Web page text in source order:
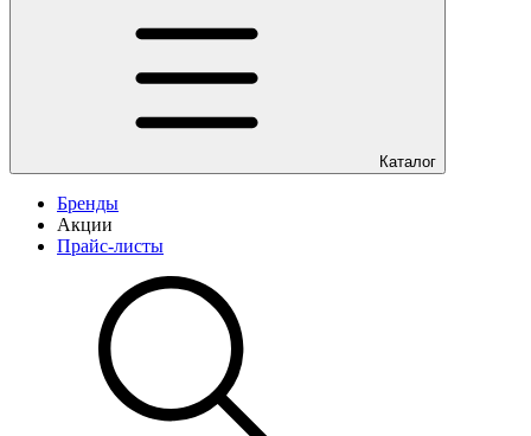
Каталог
Бренды
Акции
Прайс-листы